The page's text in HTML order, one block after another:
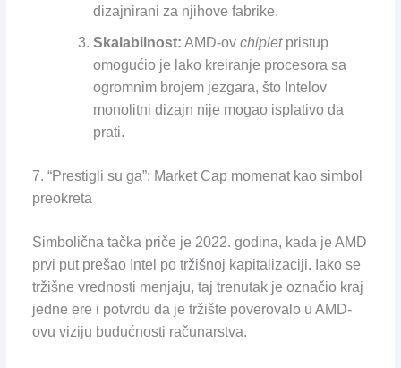
dizajnirani za njihove fabrike.
Skalabilnost: AMD-ov chipletpristup
omogućio je lako kreiranje procesora sa
ogromnim brojem jezgara, što Intelov
monolitni dizajn nije mogao isplativo da
prati.
7. “Prestigli su ga”: Market Cap momenat kao simbol
preokreta
Simbolična tačka priče je 2022. godina, kada je AMD
prvi put prešao Intel po tržišnoj kapitalizaciji. Iako se
tržišne vrednosti menjaju, taj trenutak je označio kraj
jedne ere i potvrdu da je tržište poverovalo u AMD-
ovu viziju budućnosti računarstva.